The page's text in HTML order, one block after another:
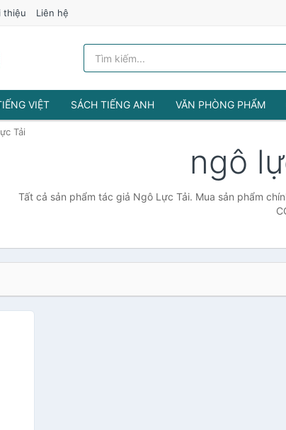
thiệu Liên hệ
VIỆT SÁCH TIẾNG ANH VĂN PHÒNG PHẨM
Tải
ngô
Tất cả sản phẩm tác giả Ngô Lực Tải. Mua sản phẩm